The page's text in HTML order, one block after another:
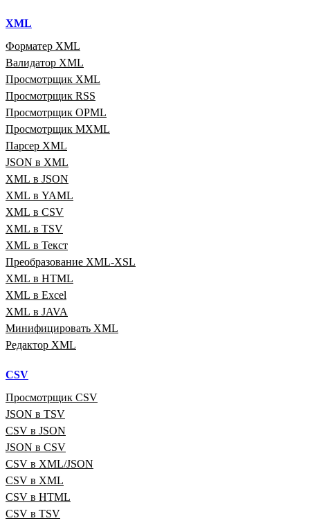
XML
Форматер XML
Валидатор XML
Просмотрщик XML
Просмотрщик RSS
Просмотрщик OPML
Просмотрщик MXML
Парсер XML
JSON в XML
XML в JSON
XML в YAML
XML в CSV
XML в TSV
XML в Текст
Преобразование XML‑XSL
XML в HTML
XML в Excel
XML в JAVA
Минифицировать XML
Редактор XML
CSV
Просмотрщик CSV
JSON в TSV
CSV в JSON
JSON в CSV
CSV в XML/JSON
CSV в XML
CSV в HTML
CSV в TSV